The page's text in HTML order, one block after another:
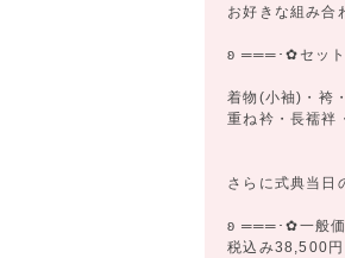
お好きな組み合
ʚ ═══･✿セッ
着物(小袖)・袴
重ね衿・長襦袢
さらに式典当日
ʚ ═══･✿一般
税込み38,500円